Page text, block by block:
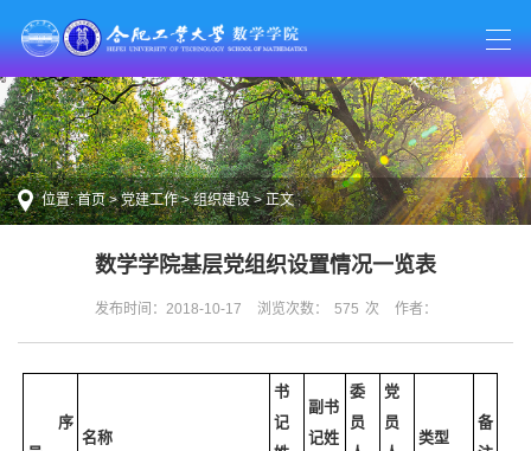
位置:首页>党建工作>组织建设> 正文
数学学院基层党组织设置情况一览表
发布时间：2018-10-17 浏览次数： 575 次 作者：
序
名称
书
记
副书
记姓
委
员
党
员
类型
备